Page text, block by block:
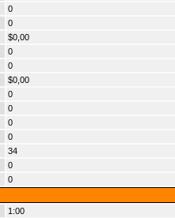
0
0
$0,00
0
0
$0,00
0
0
0
0
34
0
0
1:00